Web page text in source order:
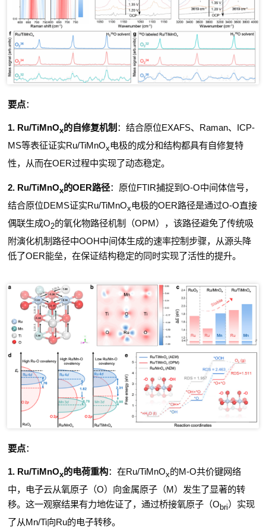
要点：
1. Ru/TiMnOx的自修复机制 ： 结合原位EXAFS、 Raman、 ICP-
MS等表征证实Ru/TiMnOx 电极的成分和结构都具有自修复特
性，从而在OER过程中实现了动态稳定。
2. Ru/TiMnOx的OER路径： 原位FTIR捕捉到 O-O中间体信号，
结合原位DEMS证实Ru/TiMnOx 电极的OER路径是通过O-O直接
偶联生成O2的氧化物路径机制（OPM），该路径避免了传统吸
附演化机制路径中OOH中间体生成的速率控制步骤，从源头降
低了OER能垒，在保证结构稳定的同时实现了活性的提升。
要点：
1. Ru/TiMnOx的电荷重构： 在Ru/TiMnOx的M-O共价键网络
中，电子云从氧原子（O）向金属原子（M）发生了显著的转
移。这一观察结果有力地佐证了，通过桥接氧原子（O bri）实现
了从Mn/Ti向Ru的电子转移。